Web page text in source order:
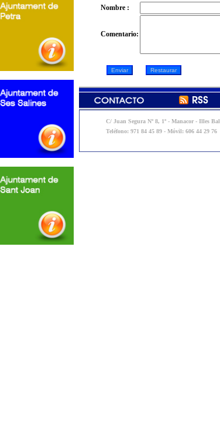
Nombre :
Comentario:
C/ Juan Segura Nº 8, 1º - Manacor - Illes
Teléfono: 971 84 45 89 - Móvil: 606 44 29 76